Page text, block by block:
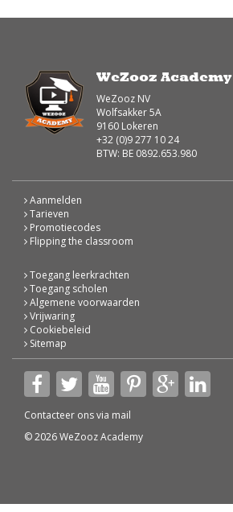
WeZooz Academy
WeZooz NV
Wolfsakker 5A
9160 Lokeren
+32 (0)9 277 10 24
BTW: BE 0892.653.980
Aanmelden
Tarieven
Promotiecodes
Flipping the classroom
Toegang leerkrachten
Toegang scholen
Algemene voorwaarden
Vrijwaring
Cookiebeleid
Sitemap
Contacteer ons via mail
© 2026 WeZooz Academy